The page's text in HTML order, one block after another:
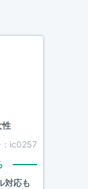
ic0257
対応も